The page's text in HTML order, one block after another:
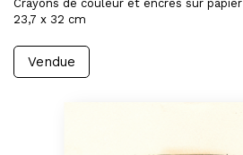
Crayons de couleur et encres sur papier
23,7 x 32 cm
Vendue